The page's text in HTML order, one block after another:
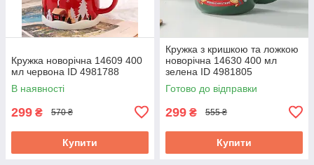
Кружка новорічна 14609 400
мл червона ID 4981788
В наявності
299 ₴ 570 ₴
Купити
Кружка з кришкою та ложкою
новорічна 14630 400 мл
зелена ID 4981805
Готово до відправки
299 ₴ 555 ₴
Купити